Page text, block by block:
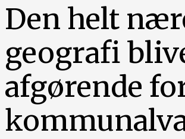
Den helt
geografi
afgørende